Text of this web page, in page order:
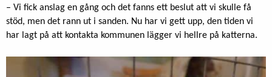
– Vi fick anslag en gång och det fanns ett beslut att vi skulle få
stöd, men det rann ut i sanden. Nu har vi gett upp, den tiden vi
har lagt på att kontakta kommunen lägger vi hellre på katterna.